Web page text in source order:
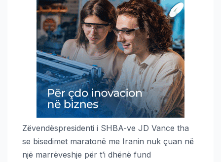
Zëvendëspresidenti i SHBA-ve JD Vance tha
se bisedimet maratonë me Iranin nuk çuan në
një marrëveshje për t’i dhënë fund